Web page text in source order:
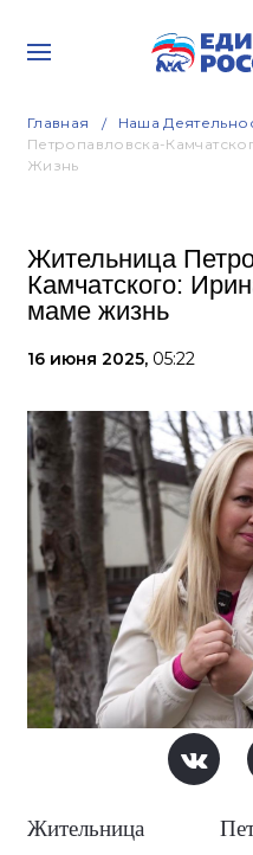
Главная Наша
Петропавловска-
Жизнь
Жительница
Камчатского:
маме жизнь
16 июня 2025, 05:22
Жительница